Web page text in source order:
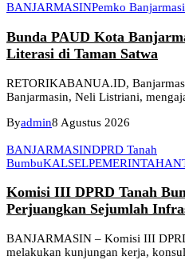
BANJARMASINPemko
Bunda PAUD Kota
Literasi di Taman Satwa
RETORIKABANUA.ID,
Banjarmasin, Neli Listriani,
Byadmin8 Agustus 2026
BANJARMASINDPRD Tanah
BumbuKALSELPEMERINTAHAN
Komisi III DPRD Tanah
Perjuangkan Sejumlah
BANJARMASIN – Komisi III
melakukan kunjungan kerja,